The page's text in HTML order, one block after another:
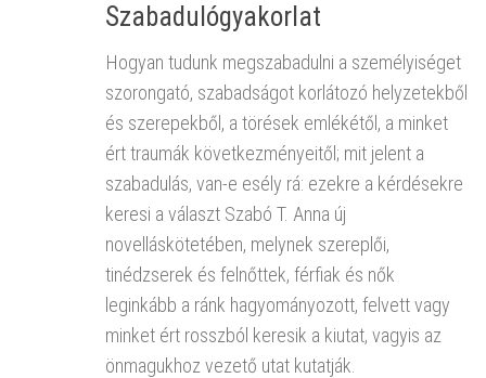
Szabadulógyakorlat
Hogyan tudunk megszabadulni a személyiséget
szorongató, szabadságot korlátozó helyzetekből
és szerepekből, a törések emlékétől, a minket
ért traumák következményeitől; mit jelent a
szabadulás, van-e esély rá: ezekre a kérdésekre
keresi a választ Szabó T. Anna új
novelláskötetében, melynek szereplői,
tinédzserek és felnőttek, férfiak és nők
leginkább a ránk hagyományozott, felvett vagy
minket ért rosszból keresik a kiutat, vagyis az
önmagukhoz vezető utat kutatják.